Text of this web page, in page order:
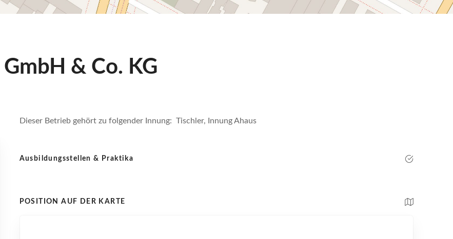
& Co. KG
Dieser Betrieb gehört zu folgender Innung: Tischler, Innung Ahaus
Ausbildungsstellen & Praktika
POSITION AUF DER KARTE